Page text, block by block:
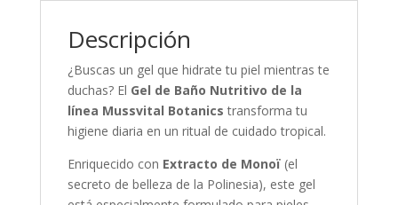
cantidadDescripción
¿Buscas un gel que hidrate tu piel mientras te
duchas? El Gel de Baño Nutritivo de la
línea Mussvital Botanics transforma tu
higiene diaria en un ritual de cuidado tropical.
Enriquecido con Extracto de Monoï(el
secreto de belleza de la Polinesia), este gel